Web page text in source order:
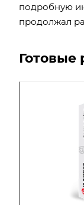
подробную
продолжал
Готовые